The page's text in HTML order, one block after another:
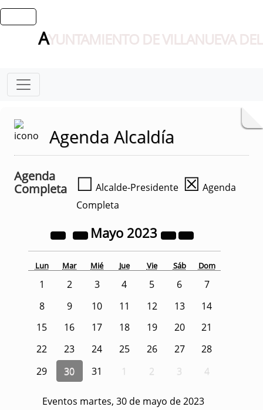
AYUNTAMIENTO DE VILLANUEVA
Agenda Alcaldía
Agenda
Completa
☐ Alcalde-Presidente ☒ Agenda
Completa
Mayo 2023
Lun Mar Mié Jue Vie Sáb Dom
1 2 3 4 5 6
7
8
9 10 11 12 13
14
15
16 17 18 19 20
21
22
23 24 25 26 27
28
29
30 31 1 2 3 4
Eventos martes, 30 de mayo de 2023